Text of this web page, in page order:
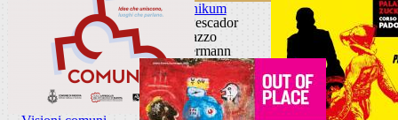
Botanikum
Lucia Pescador
Palazzo
Zuckermann